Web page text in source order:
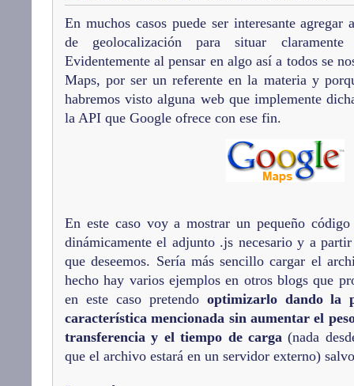
En muchos casos puede ser interesante
de geolocalización para situar
Evidentemente al pensar en algo así a todos se
Maps, por ser un referente en la materia y
habremos visto alguna web que implemente
la API que Google ofrece con ese fin.
En este caso voy a mostrar un pequeño
dinámicamente el adjunto .js necesario y a
que deseemos. Sería más sencillo cargar el
hecho hay varios ejemplos en otros blogs que
en este caso pretendo optimizarlo dando la
característica mencionada sin aumentar el
transferencia y el tiempo de carga (nada
que el archivo estará en un servidor externo)